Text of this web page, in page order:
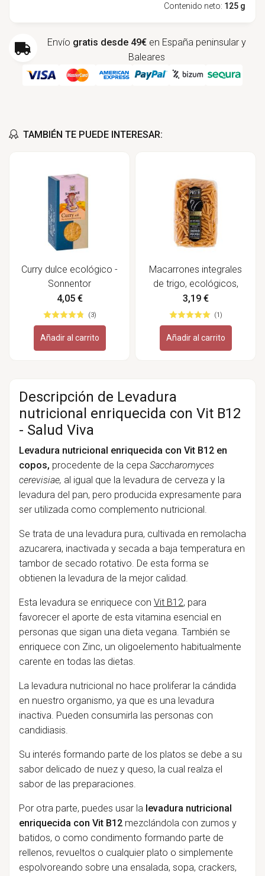
Contenido neto: 125 g
Envío gratis desde 49€ en España peninsular y
Baleares
TAMBIÉN TE PUEDE INTERESAR:
Curry dulce ecológico -
Sonnentor
4,05 €
(3)
Añadir al carrito
Macarrones integrales
de trigo, ecológicos,
500 g - Riet Vell
3,19 €
(1)
Añadir al carrito
Descripción de Levadura
nutricional enriquecida con Vit B12
- Salud Viva
Levadura nutricional enriquecida con Vit B12 en
copos, procedente de la cepa Saccharomyces
cerevisiae, al igual que la levadura de cerveza y la
levadura del pan, pero producida expresamente para
ser utilizada como complemento nutricional.
Se trata de una levadura pura, cultivada en remolacha
azucarera, inactivada y secada a baja temperatura en
tambor de secado rotativo. De esta forma se
obtienen la levadura de la mejor calidad.
Esta levadura se enriquece con Vit B12, para
favorecer el aporte de esta vitamina esencial en
personas que sigan una dieta vegana. También se
enriquece con Zinc, un oligoelemento habitualmente
carente en todas las dietas.
La levadura nutricional no hace proliferar la cándida
en nuestro organismo, ya que es una levadura
inactiva. Pueden consumirla las personas con
candidiasis.
Su interés formando parte de los platos se debe a su
sabor delicado de nuez y queso, la cual realza el
sabor de las preparaciones.
Por otra parte, puedes usar la levadura nutricional
enriquecida con Vit B12mezclándola con zumos y
batidos, o como condimento formando parte de
rellenos, revueltos o cualquier plato o simplemente
espolvoreando sobre una ensalada, sopa, crackers,